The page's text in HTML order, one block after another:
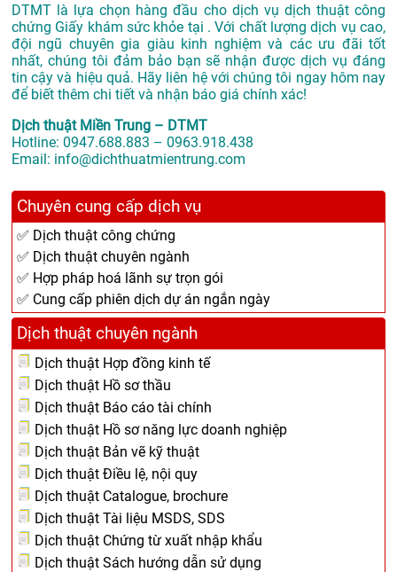
DTMT là lựa chọn hàng đầu cho dịch vụ dịch thuật công
chứng Giấy khám sức khỏe tại . Với chất lượng dịch vụ cao,
đội ngũ chuyên gia giàu kinh nghiệm và các ưu đãi tốt
nhất, chúng tôi đảm bảo bạn sẽ nhận được dịch vụ đáng
tin cậy và hiệu quả. Hãy liên hệ với chúng tôi ngay hôm nay
để biết thêm chi tiết và nhận báo giá chính xác!
Dịch thuật Miền Trung – DTMT
Hotline: 0947.688.883 – 0963.918.438
Email: info@dichthuatmientrung.com
Chuyên cung cấp dịch vụ
✅ Dịch thuật công chứng
✅ Dịch thuật chuyên ngành
✅ Hợp pháp hoá lãnh sự trọn gói
✅ Cung cấp phiên dịch dự án ngắn ngày
Dịch thuật chuyên ngành
Dịch thuật Hợp đồng kinh tế
Dịch thuật Hồ sơ thầu
Dịch thuật Báo cáo tài chính
Dịch thuật Hồ sơ năng lực doanh nghiệp
Dịch thuật Bản vẽ kỹ thuật
Dịch thuật Điều lệ, nội quy
Dịch thuật Catalogue, brochure
Dịch thuật Tài liệu MSDS, SDS
Dịch thuật Chứng từ xuất nhập khẩu
Dịch thuật Sách hướng dẫn sử dụng